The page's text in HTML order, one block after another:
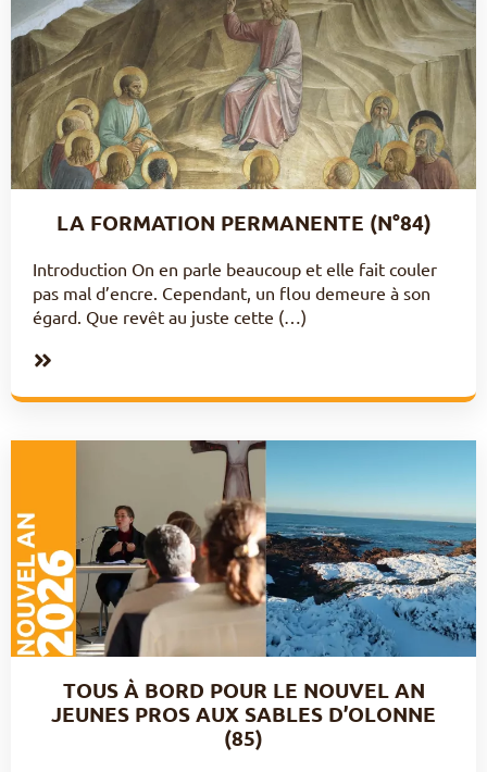
LA FORMATION PERMANENTE (N°84)
Introduction On en parle beaucoup et elle fait couler
pas mal d’encre. Cependant, un flou demeure à son
égard. Que revêt au juste cette (…)
TOUS À BORD POUR LE NOUVEL AN
JEUNES PROS AUX SABLES D’OLONNE
(85)